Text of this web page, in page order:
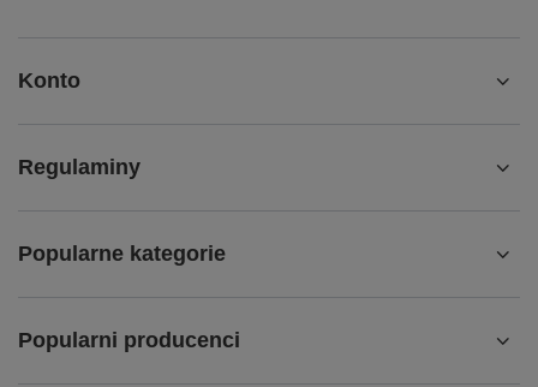
Konto
Regulaminy
Popularne kategorie
Popularni producenci